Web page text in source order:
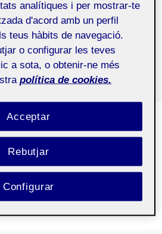
analítiques i per mostrar-te
d'acord amb un perfil
teus hàbits de navegació.
o configurar les teves
a sota, o obtenir-ne més
política de cookies.
Rebutjar
Acceptar
Configurar